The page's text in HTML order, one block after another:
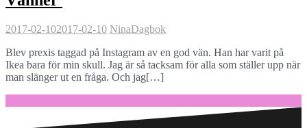
2017-02-102017-02-10 NinaDagbok
Blev prexis taggad på Instagram av en god vän. Han har varit på
Ikea bara för min skull. Jag är så tacksam för alla som ställer upp när
man slänger ut en fråga. Och jag[…]